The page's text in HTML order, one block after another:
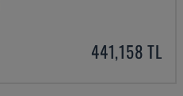
441,158 TL